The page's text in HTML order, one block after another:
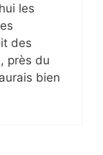
les
des
près du
bien